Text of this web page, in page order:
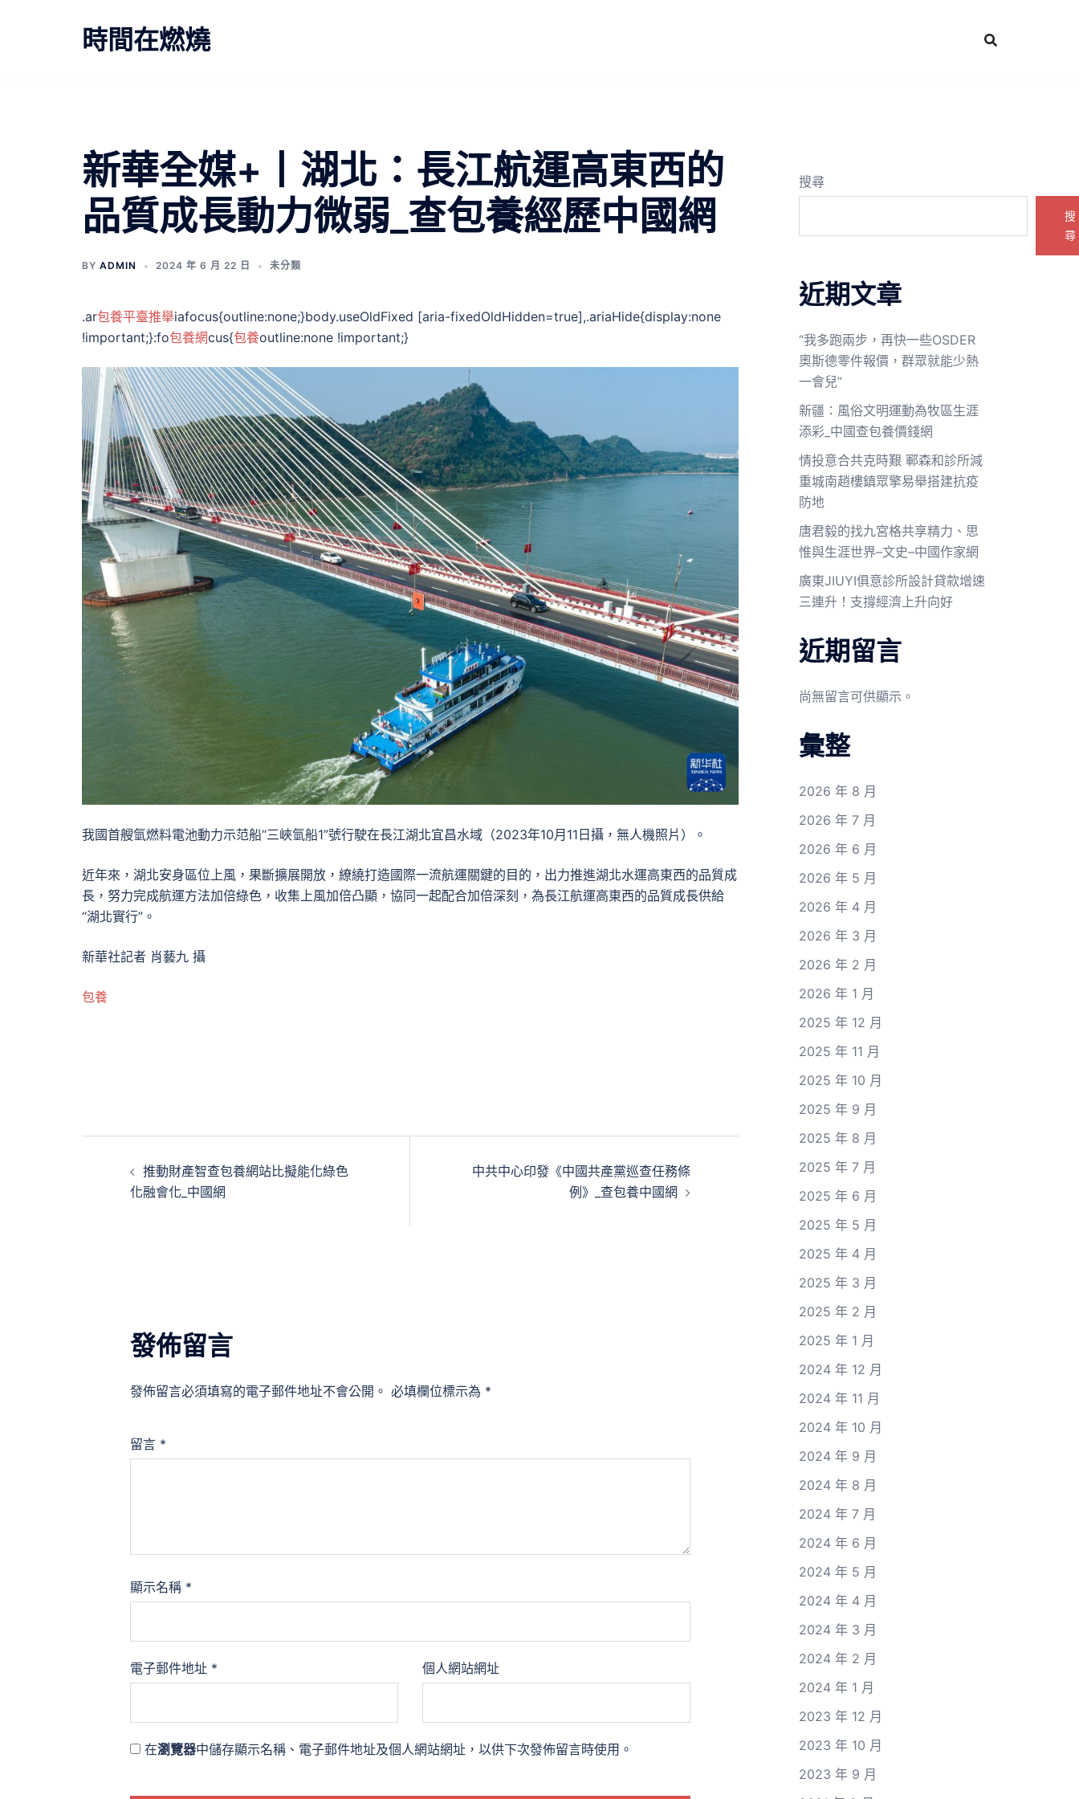
時間在燃燒
新華全媒+丨湖北：長江航運高東西的
品質成長動力微弱_查包養經歷中國網
BY ADMIN 2024 年 6 月 22 日 未分類
.ar包養平臺推舉iafocus{outline:none;}body.useOldFixed [aria-fixedOldHidden=true],.ariaHide{display:none
!important;}:fo包養網cus{包養outline:none !important;}
我國首艘氫燃料電池動力示范船“三峽氫船1”號行駛在長江湖北宜昌水域（2023年10月11日攝，無人機照片）。
近年來，湖北安身區位上風，果斷擴展開放，繚繞打造國際一流航運關鍵的目的，出力推進湖北水運高東西的品質成
長，努力完成航運方法加倍綠色，收集上風加倍凸顯，協同一起配合加倍深刻，為長江航運高東西的品質成長供給
“湖北實行”。
新華社記者 肖藝九 攝
包養
推動財產智查包養網站比擬能化綠色
化融會化_中國網
中共中心印發《中國共產黨巡查任務條
例》_查包養中國網
發佈留言
發佈留言必須填寫的電子郵件地址不會公開。 必填欄位標示為 *
留言 *
顯示名稱 *
電子郵件地址 * 個人網站網址
在瀏覽器中儲存顯示名稱、電子郵件地址及個人網站網址，以供下次發佈留言時使用。
搜尋
搜
尋
近期文章
“我多跑兩步，再快一些OSDER
奧斯德零件報價，群眾就能少熱
一會兒”
新疆：風俗文明運動為牧區生涯
添彩_中國查包養價錢網
情投意合共克時艱 鄆森和診所減
重城南趙樓鎮眾擎易舉搭建抗疫
防地
唐君毅的找九宮格共享精力、思
惟與生涯世界–文史–中國作家網
廣東JIUYI俱意診所設計貸款增速
三連升！支撐經濟上升向好
近期留言
尚無留言可供顯示。
彙整
2026 年 8 月
2026 年 7 月
2026 年 6 月
2026 年 5 月
2026 年 4 月
2026 年 3 月
2026 年 2 月
2026 年 1 月
2025 年 12 月
2025 年 11 月
2025 年 10 月
2025 年 9 月
2025 年 8 月
2025 年 7 月
2025 年 6 月
2025 年 5 月
2025 年 4 月
2025 年 3 月
2025 年 2 月
2025 年 1 月
2024 年 12 月
2024 年 11 月
2024 年 10 月
2024 年 9 月
2024 年 8 月
2024 年 7 月
2024 年 6 月
2024 年 5 月
2024 年 4 月
2024 年 3 月
2024 年 2 月
2024 年 1 月
2023 年 12 月
2023 年 10 月
2023 年 9 月